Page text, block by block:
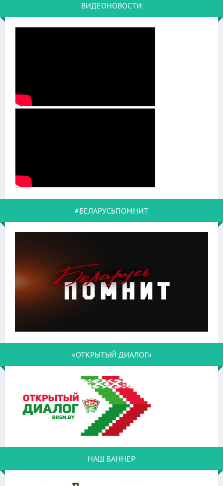
ВИДЕОНОВОСТИ
#БЕЛАРУСЬПОМНИТ
«ОТКРЫТЫЙ ДИАЛОГ»
НАШ БАННЕР